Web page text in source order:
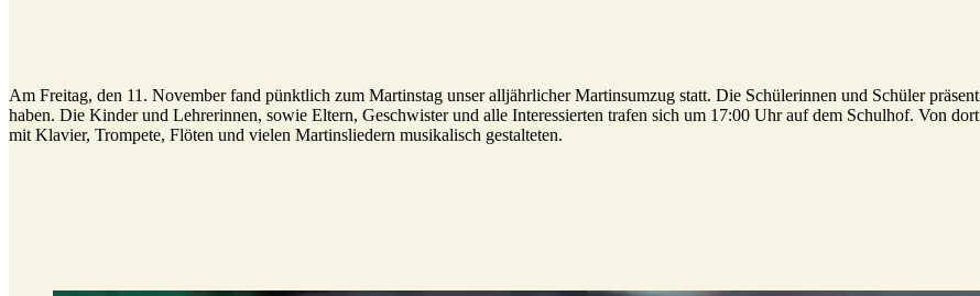
Am Freitag, den 11. November fand pünktlich zum Martinstag unser alljährlicher Martinsumzug statt. Die Schülerinnen und Schüler
haben. Die Kinder und Lehrerinnen, sowie Eltern, Geschwister und alle Interessierten trafen sich um 17:00 Uhr auf dem Schulhof. Von
mit Klavier, Trompete, Flöten und vielen Martinsliedern musikalisch gestalteten.